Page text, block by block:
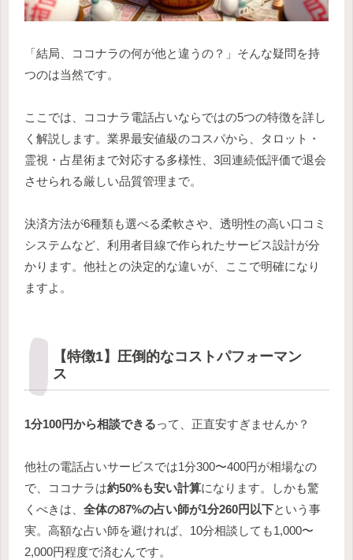
「結局、ココナラの何が他と違うの？」そんな疑問を持
つのは当然です。
ここでは、ココナラ電話占いならではの5つの特徴を詳し
く解説します。業界最安値級のコスパから、タロット・
霊視・占星術まで対応する多様性、3回連続低評価で退会
させられる厳しい品質管理まで。
決済方法が6種類も選べる柔軟さや、透明性の高い口コミ
システムなど、利用者目線で作られたサービス設計が分
かります。他社との決定的な違いが、ここで明確になり
ますよ。
【特徴1】圧倒的なコストパフォーマン
ス
1分100円から相談できるって、正直安すぎませんか？
他社の電話占いサービスでは1分300〜400円が相場なの
で、ココナラは約50%も安い計算になります。しかも驚
くべきは、 全体の87%の占い師が1分260円以下という事
実。高額な占い師を避ければ、10分相談しても1,000〜
2,000円程度で済むんです。